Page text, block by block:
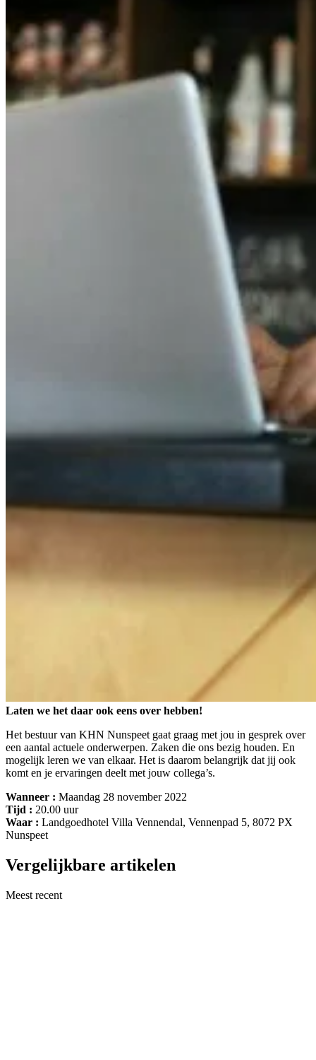
Laten we het daar ook eens over hebben!
Het bestuur van KHN Nunspeet gaat graag met jou in gesprek over
een aantal actuele onderwerpen. Zaken die ons bezig houden. En
mogelijk leren we van elkaar. Het is daarom belangrijk dat jij ook
komt en je ervaringen deelt met jouw collega’s.
Wanneer : Maandag 28 november 2022
Tijd : 20.00 uur
Waar : Landgoedhotel Villa Vennendal, Vennenpad 5, 8072 PX
Nunspeet
Vergelijkbare artikelen
Meest recent